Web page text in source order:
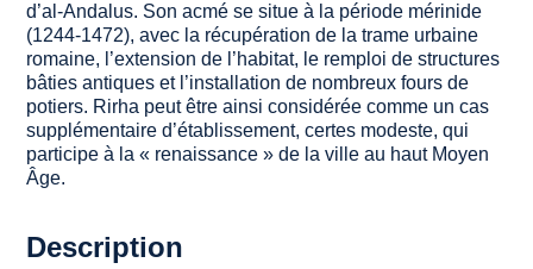
d’al-Andalus. Son acmé se situe à la période mérinide
(1244-1472), avec la récupération de la trame urbaine
romaine, l’extension de l’habitat, le remploi de structures
bâties antiques et l’installation de nombreux fours de
potiers. Rirha peut être ainsi considérée comme un cas
supplémentaire d’établissement, certes modeste, qui
participe à la « renaissance » de la ville au haut Moyen
Âge.
Description